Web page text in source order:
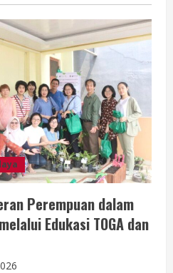
Perempuan dalam
Edukasi TOGA dan